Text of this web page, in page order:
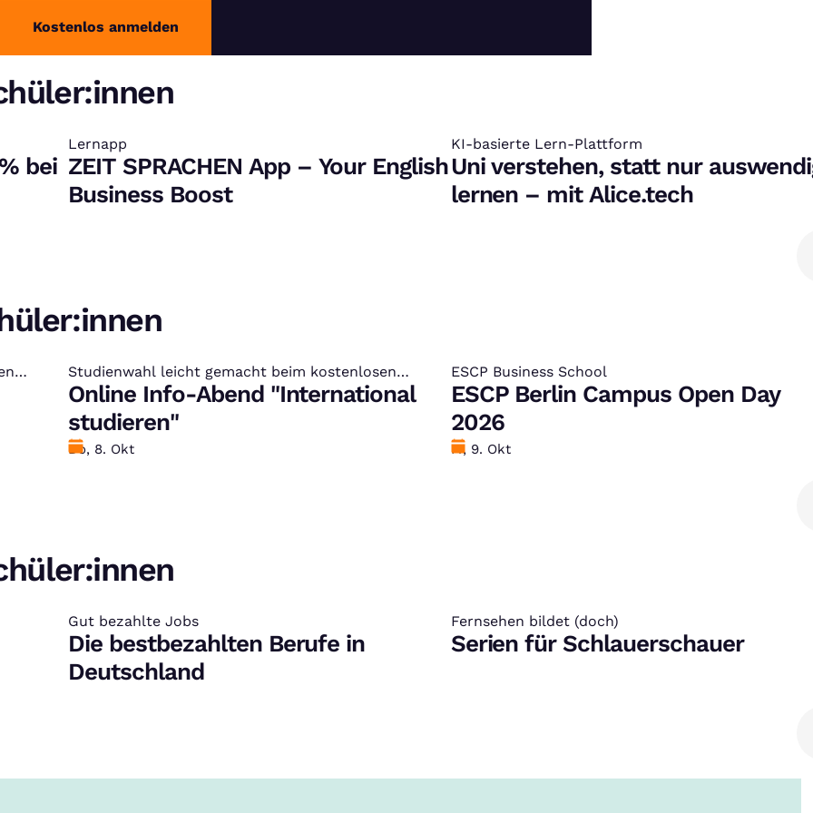
Kostenlos anmelden
bei
Lernapp
:
ZEIT SPRACHEN App – Your English
Business Boost
KI-basierte Lern-Plattform
:
Uni verstehen, statt nur
lernen – mit Alice.tech
Studienwahl leicht gemacht beim kostenlosen
Studien-Infotag
:
Online Info-Abend "International
studieren"
Datum
Do, 8. Okt
ESCP Business School
:
ESCP Berlin Campus Open Day
2026
Datum
Fr, 9. Okt
Gut bezahlte Jobs
:
Die bestbezahlten Berufe in
Deutschland
Fernsehen bildet (doch)
:
Serien für Schlauerschauer